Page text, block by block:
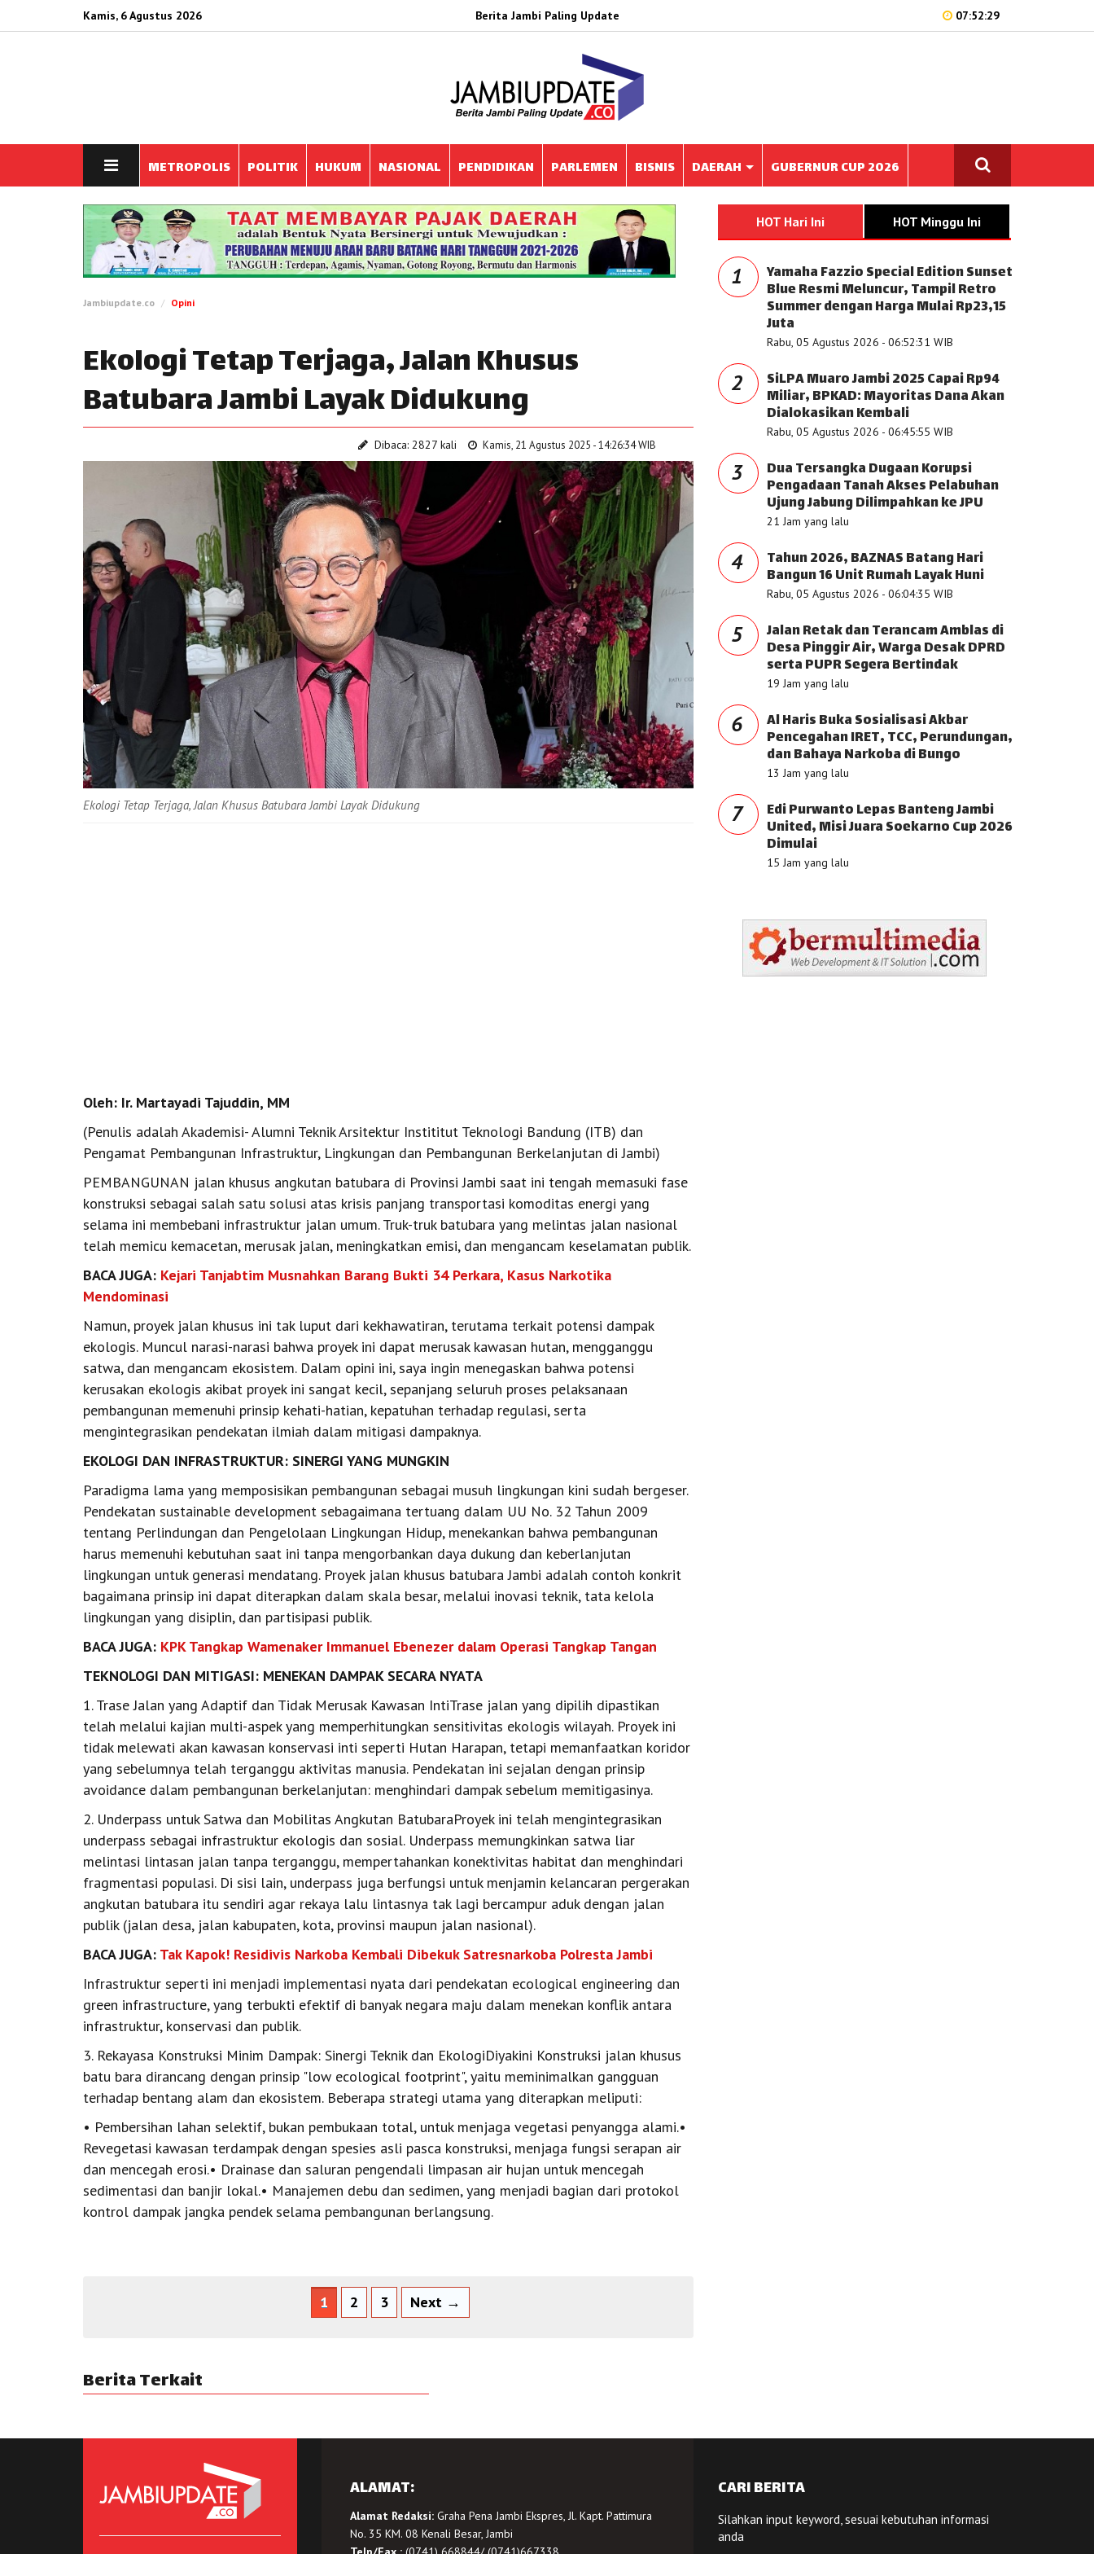
Kamis, 6 Agustus 2026 Berita Jambi Paling Update 07:52:29
METROPOLIS POLITIK HUKUM NASIONAL PENDIDIKAN PARLEMEN BISNIS DAERAH GUBERNUR CUP 2026
Jambiupdate.co Opini
Ekologi Tetap Terjaga, Jalan Khusus
Batubara Jambi Layak Didukung
Dibaca: 2827 kali Kamis, 21 Agustus 2025 - 14:26:34 WIB
Ekologi Tetap Terjaga, Jalan Khusus Batubara Jambi Layak Didukung
Oleh: Ir. Martayadi Tajuddin, MM
(Penulis adalah Akademisi- Alumni Teknik Arsitektur Instititut Teknologi Bandung (ITB) dan
Pengamat Pembangunan Infrastruktur, Lingkungan dan Pembangunan Berkelanjutan di Jambi)
PEMBANGUNAN jalan khusus angkutan batubara di Provinsi Jambi saat ini tengah memasuki fase
konstruksi sebagai salah satu solusi atas krisis panjang transportasi komoditas energi yang
selama ini membebani infrastruktur jalan umum. Truk-truk batubara yang melintas jalan nasional
telah memicu kemacetan, merusak jalan, meningkatkan emisi, dan mengancam keselamatan publik.
BACA JUGA: Kejari Tanjabtim Musnahkan Barang Bukti 34 Perkara, Kasus Narkotika
Mendominasi
Namun, proyek jalan khusus ini tak luput dari kekhawatiran, terutama terkait potensi dampak
ekologis. Muncul narasi-narasi bahwa proyek ini dapat merusak kawasan hutan, mengganggu
satwa, dan mengancam ekosistem. Dalam opini ini, saya ingin menegaskan bahwa potensi
kerusakan ekologis akibat proyek ini sangat kecil, sepanjang seluruh proses pelaksanaan
pembangunan memenuhi prinsip kehati-hatian, kepatuhan terhadap regulasi, serta
mengintegrasikan pendekatan ilmiah dalam mitigasi dampaknya.
EKOLOGI DAN INFRASTRUKTUR: SINERGI YANG MUNGKIN
Paradigma lama yang memposisikan pembangunan sebagai musuh lingkungan kini sudah bergeser.
Pendekatan sustainable development sebagaimana tertuang dalam UU No. 32 Tahun 2009
tentang Perlindungan dan Pengelolaan Lingkungan Hidup, menekankan bahwa pembangunan
harus memenuhi kebutuhan saat ini tanpa mengorbankan daya dukung dan keberlanjutan
lingkungan untuk generasi mendatang. Proyek jalan khusus batubara Jambi adalah contoh konkrit
bagaimana prinsip ini dapat diterapkan dalam skala besar, melalui inovasi teknik, tata kelola
lingkungan yang disiplin, dan partisipasi publik.
BACA JUGA: KPK Tangkap Wamenaker Immanuel Ebenezer dalam Operasi Tangkap Tangan
TEKNOLOGI DAN MITIGASI: MENEKAN DAMPAK SECARA NYATA
1. Trase Jalan yang Adaptif dan Tidak Merusak Kawasan IntiTrase jalan yang dipilih dipastikan
telah melalui kajian multi-aspek yang memperhitungkan sensitivitas ekologis wilayah. Proyek ini
tidak melewati akan kawasan konservasi inti seperti Hutan Harapan, tetapi memanfaatkan koridor
yang sebelumnya telah terganggu aktivitas manusia. Pendekatan ini sejalan dengan prinsip
avoidance dalam pembangunan berkelanjutan: menghindari dampak sebelum memitigasinya.
2. Underpass untuk Satwa dan Mobilitas Angkutan BatubaraProyek ini telah mengintegrasikan
underpass sebagai infrastruktur ekologis dan sosial. Underpass memungkinkan satwa liar
melintasi lintasan jalan tanpa terganggu, mempertahankan konektivitas habitat dan menghindari
fragmentasi populasi. Di sisi lain, underpass juga berfungsi untuk menjamin kelancaran pergerakan
angkutan batubara itu sendiri agar rekaya lalu lintasnya tak lagi bercampur aduk dengan jalan
publik (jalan desa, jalan kabupaten, kota, provinsi maupun jalan nasional).
BACA JUGA: Tak Kapok! Residivis Narkoba Kembali Dibekuk Satresnarkoba Polresta Jambi
Infrastruktur seperti ini menjadi implementasi nyata dari pendekatan ecological engineering dan
green infrastructure, yang terbukti efektif di banyak negara maju dalam menekan konflik antara
infrastruktur, konservasi dan publik.
3. Rekayasa Konstruksi Minim Dampak: Sinergi Teknik dan EkologiDiyakini Konstruksi jalan khusus
batu bara dirancang dengan prinsip "low ecological footprint", yaitu meminimalkan gangguan
terhadap bentang alam dan ekosistem. Beberapa strategi utama yang diterapkan meliputi:
• Pembersihan lahan selektif, bukan pembukaan total, untuk menjaga vegetasi penyangga alami.•
Revegetasi kawasan terdampak dengan spesies asli pasca konstruksi, menjaga fungsi serapan air
dan mencegah erosi.• Drainase dan saluran pengendali limpasan air hujan untuk mencegah
sedimentasi dan banjir lokal.• Manajemen debu dan sedimen, yang menjadi bagian dari protokol
kontrol dampak jangka pendek selama pembangunan berlangsung.
1 2 3 Next →
Berita Terkait
HOT Hari Ini HOT Minggu Ini
1 Yamaha Fazzio Special Edition Sunset
Blue Resmi Meluncur, Tampil Retro
Summer dengan Harga Mulai Rp23,15
Juta
Rabu, 05 Agustus 2026 - 06:52:31 WIB
2 SiLPA Muaro Jambi 2025 Capai Rp94
Miliar, BPKAD: Mayoritas Dana Akan
Dialokasikan Kembali
Rabu, 05 Agustus 2026 - 06:45:55 WIB
3 Dua Tersangka Dugaan Korupsi
Pengadaan Tanah Akses Pelabuhan
Ujung Jabung Dilimpahkan ke JPU
21 Jam yang lalu
4 Tahun 2026, BAZNAS Batang Hari
Bangun 16 Unit Rumah Layak Huni
Rabu, 05 Agustus 2026 - 06:04:35 WIB
5 Jalan Retak dan Terancam Amblas di
Desa Pinggir Air, Warga Desak DPRD
serta PUPR Segera Bertindak
19 Jam yang lalu
6 Al Haris Buka Sosialisasi Akbar
Pencegahan IRET, TCC, Perundungan,
dan Bahaya Narkoba di Bungo
13 Jam yang lalu
7 Edi Purwanto Lepas Banteng Jambi
United, Misi Juara Soekarno Cup 2026
Dimulai
15 Jam yang lalu
ALAMAT:
Alamat Redaksi:Graha Pena Jambi Ekspres, Jl. Kapt. Pattimura
No. 35 KM. 08 Kenali Besar, Jambi
CARI BERITA
Silahkan input keyword, sesuai kebutuhan informasi
anda